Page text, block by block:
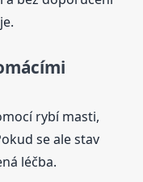
rybí masti,
se ale stav
léčba.